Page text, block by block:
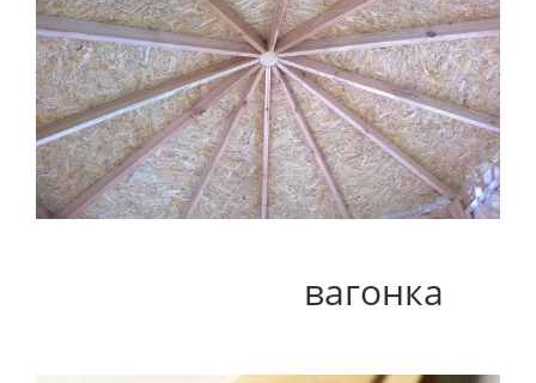
вагонка